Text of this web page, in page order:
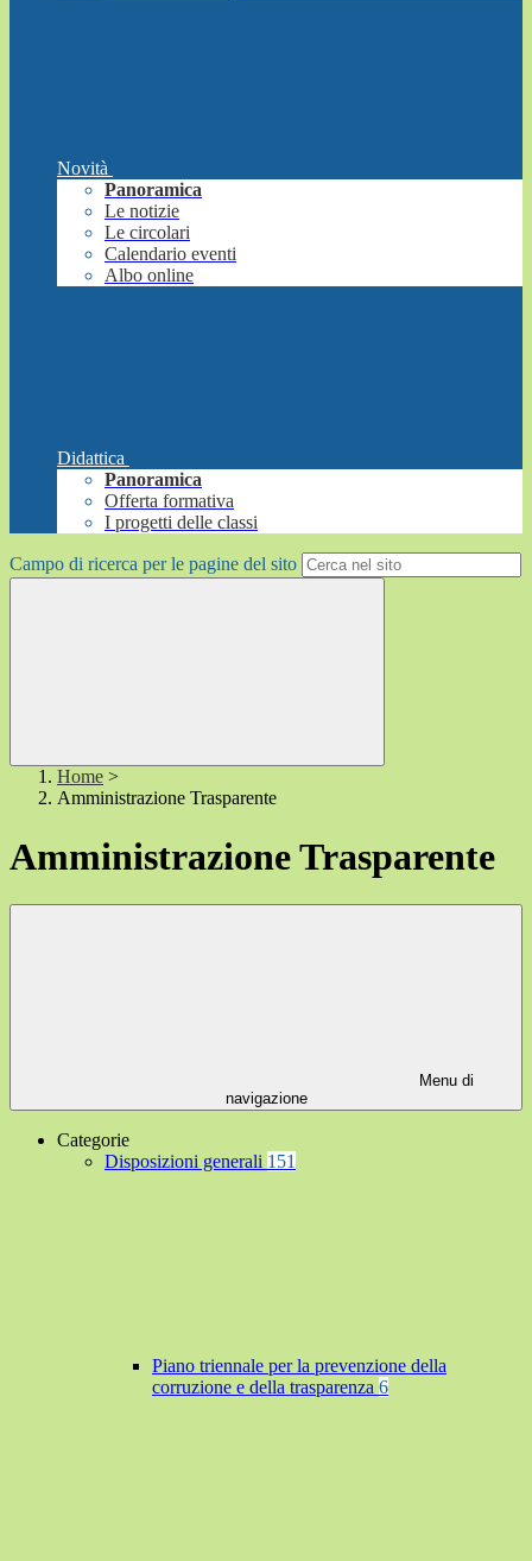
Novità
Panoramica
Le notizie
Le circolari
Calendario eventi
Albo online
Didattica
Panoramica
Offerta formativa
I progetti delle classi
Campo di ricerca per le pagine del sito
Home >
Amministrazione Trasparente
Amministrazione Trasparente
Menu di
navigazione
Categorie
Disposizioni generali 151
Piano triennale per la prevenzione della
corruzione e della trasparenza 6